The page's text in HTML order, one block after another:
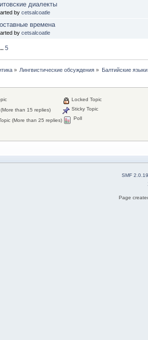
диалекты
by cetsalcoatle
времена
by cetsalcoatle
5
» Лингвистические обсуждения » Балтийские языки
than 15 replies)
(More than 25 replies)
Locked Topic
Sticky Topic
Poll
SMF 2.0.19
Page